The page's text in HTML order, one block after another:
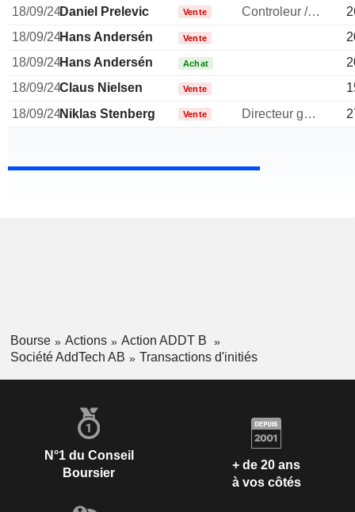
18/09/24Daniel Prelevic Vente Controleur / auditeur
18/09/24Hans Andersén Vente
18/09/24Hans Andersén Achat
18/09/24Claus Nielsen Vente
18/09/24Niklas Stenberg Vente Directeur general
Bourse Actions
Action ADDT B
Société AddTech AB
Transactions d'initiés
N°1 du Conseil
Boursier
+ de 20 ans
à vos côtés